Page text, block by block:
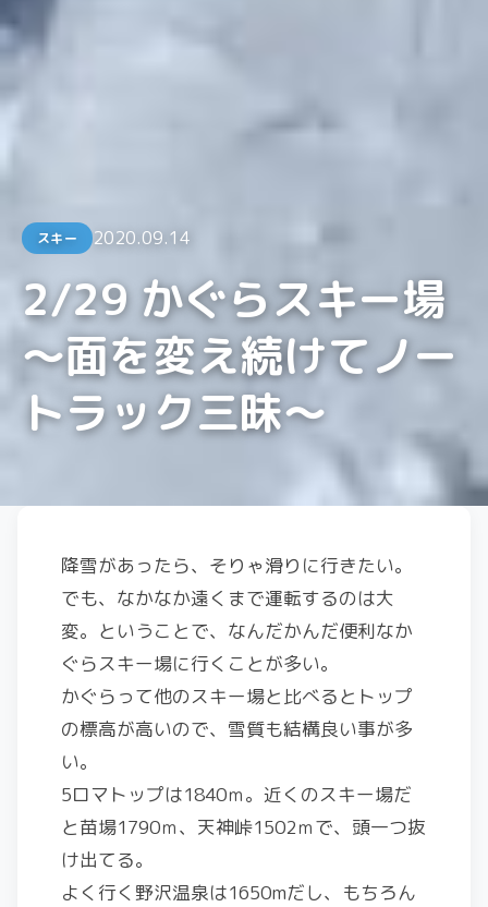
スキー 2020.09.14
2/29 かぐらスキー場
〜面を変え続けてノー
トラック三昧〜
降雪があったら、そりゃ滑りに行きたい。
でも、なかなか遠くまで運転するのは大
変。ということで、なんだかんだ便利なか
ぐらスキー場に行くことが多い。
かぐらって他のスキー場と比べるとトップ
の標高が高いので、雪質も結構良い事が多
い。
5ロマトップは1840ｍ。近くのスキー場だ
と苗場1790ｍ、天神峠1502ｍで、頭一つ抜
け出てる。
よく行く野沢温泉は1650mだし、もちろん